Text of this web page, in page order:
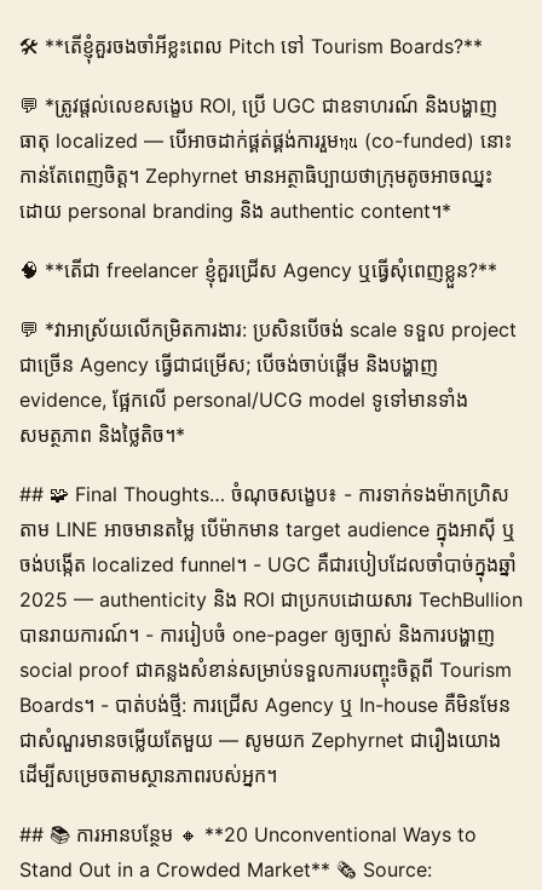
🛠️ **តើខ្ញុំគួរចងចាំអីខ្លះពេល Pitch ទៅ Tourism Boards?**
💬 *ត្រូវផ្តល់លេខសង្ខេប ROI, ប្រើ UGC ជាឧទាហរណ៍ និងបង្ហាញ
ធាតុ localized — បើអាចដាក់ផ្គត់ផ្គង់ការរួមทุน (co-funded) នោះ
កាន់តែពេញចិត្ត។ Zephyrnet មានអត្ថាធិប្បាយថាក្រុមតូចអាចឈ្នះ
ដោយ personal branding និង authentic content។*
🧠 **តើជា freelancer ខ្ញុំគួរជ្រើស Agency ឬធ្វើសុំពេញខ្លួន?**
💬 *វាអាស្រ័យលើកម្រិតការងារ: ប្រសិនបើចង់ scale ទទួល project
ជាច្រើន Agency ធ្វើជាជម្រើស; បើចង់ចាប់ផ្តើម និងបង្ហាញ
evidence, ផ្អែកលើ personal/UCG model ទូទៅមានទាំង
សមត្ថភាព និងថ្លៃតិច។*
## 🧩 Final Thoughts… ចំណុចសង្ខេប៖ - ការទាក់ទងម៉ាកហ្រិស
តាម LINE អាចមានតម្លៃ បើម៉ាកមាន target audience ក្នុងអាស៊ី ឬ
ចង់បង្កើត localized funnel។ - UGC គឺជារបៀបដែលចាំបាច់ក្នុងឆ្នាំ
2025 — authenticity និង ROI ជាប្រកបដោយសារ TechBullion
បានរាយការណ៍។ - ការរៀបចំ one-pager ឲ្យច្បាស់ និងការបង្ហាញ
social proof ជាគន្លងសំខាន់សម្រាប់ទទួលការបញ្ចុះចិត្តពី Tourism
Boards។ - បាត់បង់ថ្មី: ការជ្រើស Agency ឬ In-house គឺមិនមែន
ជាសំណួរមានចម្លើយតែមួយ — សូមយក Zephyrnet ជារឿងយោង
ដើម្បីសម្រេចតាមស្ថានភាពរបស់អ្នក។
## 📚 ការអានបន្ថែម 🔸 **20 Unconventional Ways to
Stand Out in a Crowded Market** 🗞️ Source: